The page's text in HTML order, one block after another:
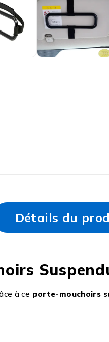
Détails du
à ce porte-mouchoirs